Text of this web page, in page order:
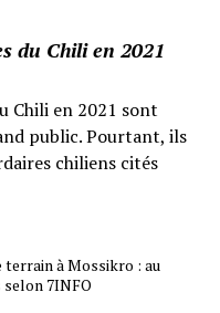
du Chili en 2021
Chili en 2021 sont
public. Pourtant, ils
chiliens cités
terrain à Mossikro : au
selon 7INFO